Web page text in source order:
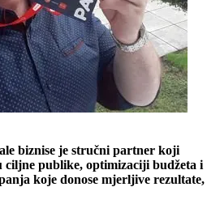
biznise je stručni partner koji
ciljne publike, optimizaciji budžeta i
koje donose mjerljive rezultate,